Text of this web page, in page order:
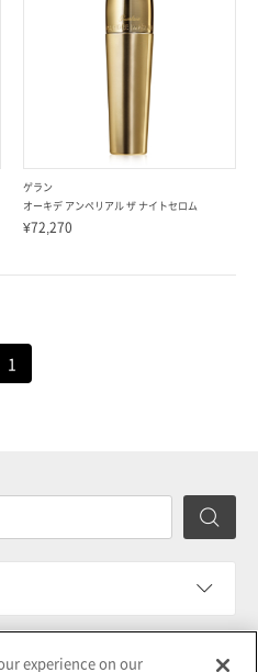
ゲラン
オーキデ アンペリアル ザ ナイトセロム
¥72,270
1
experience on our